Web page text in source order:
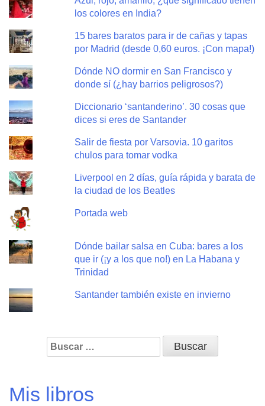
los colores en India?
15 bares baratos para ir de cañas y tapas
por Madrid (desde 0,60 euros. ¡Con mapa!)
Dónde NO dormir en San Francisco y
donde sí (¿hay barrios peligrosos?)
Diccionario ‘santanderino’. 30 cosas que
dices si eres de Santander
Salir de fiesta por Varsovia. 10 garitos
chulos para tomar vodka
Liverpool en 2 días, guía rápida y barata de
la ciudad de los Beatles
Portada web
Dónde bailar salsa en Cuba: bares a los
que ir (¡y a los que no!) en La Habana y
Trinidad
Santander también existe en invierno
Buscar:
Mis libros